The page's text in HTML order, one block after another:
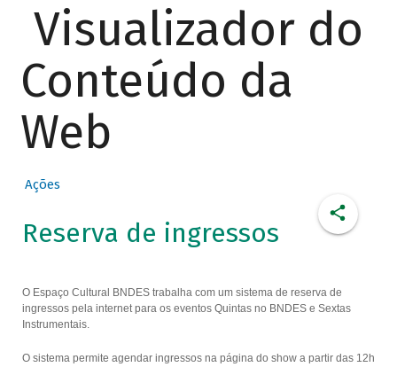
Visualizador do
Conteúdo da
Web
Ações
Reserva de ingressos
O Espaço Cultural BNDES trabalha com um sistema de reserva de
ingressos pela internet para os eventos Quintas no BNDES e Sextas
Instrumentais.
O sistema permite agendar ingressos na página do show a partir das 12h